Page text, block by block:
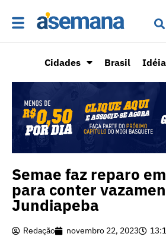
Cidades Brasil
Semae faz reparo
para conter
Jundiapeba
Redação novembro 22, 2023